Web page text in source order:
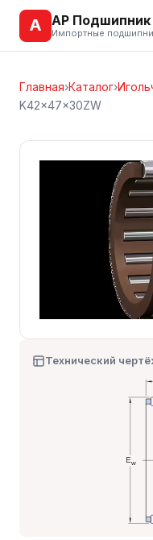
А АР Подшипник
Импортные
Главная›Каталог›
K42x47x30ZW
Технический